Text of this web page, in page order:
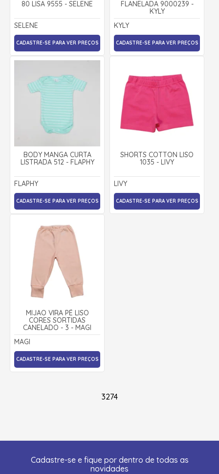
80 LISA 9555 - SELENE
SELENE
CADASTRE-SE PARA VER PREÇOS
FLANELADA 9000239 -
KYLY
KYLY
CADASTRE-SE PARA VER PREÇOS
BODY MANGA CURTA
LISTRADA 512 - FLAPHY
FLAPHY
CADASTRE-SE PARA VER PREÇOS
SHORTS COTTON LISO
1035 - LIVY
LIVY
CADASTRE-SE PARA VER PREÇOS
MIJÃO VIRA PÉ LISO
CORES SORTIDAS
CANELADO - 3 - MAGI
MAGI
CADASTRE-SE PARA VER PREÇOS
3274
Cadastre-se e fique por dentro de todas as
novidades